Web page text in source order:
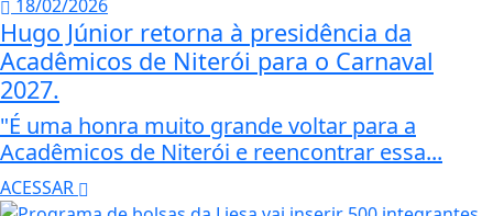
18/02/2026
Hugo Júnior retorna à presidência da
Acadêmicos de Niterói para o Carnaval
2027.
"É uma honra muito grande voltar para a
Acadêmicos de Niterói e reencontrar essa...
ACESSAR